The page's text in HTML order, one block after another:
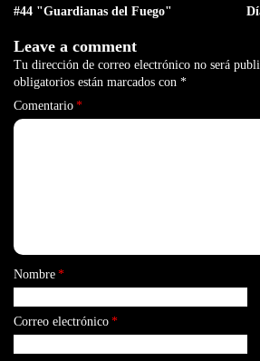
#44 "Guardianas del Fuego"
Leave a comment
Tu dirección de correo electrónico no será
obligatorios están marcados con *
Comentario *
Nombre *
Correo electrónico *